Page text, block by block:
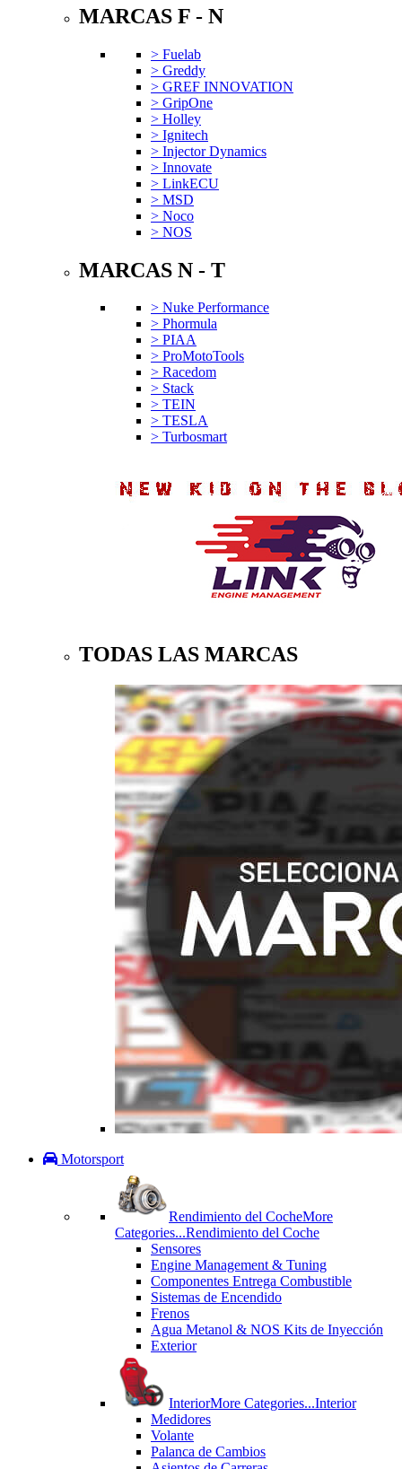
MARCAS F - N
> Fuelab
> Greddy
> GREF INNOVATION
> GripOne
> Holley
> Ignitech
> Injector Dynamics
> Innovate
> LinkECU
> MSD
> Noco
> NOS
MARCAS N - T
> Nuke Performance
> Phormula
> PIAA
> ProMotoTools
> Racedom
> Stack
> TEIN
> TESLA
> Turbosmart
TODAS LAS MARCAS
Motorsport
Rendimiento del CocheMore
Categories...Rendimiento del Coche
Sensores
Engine Management & Tuning
Componentes Entrega Combustible
Sistemas de Encendido
Frenos
Agua Metanol & NOS Kits de Inyección
Exterior
InteriorMore Categories...Interior
Medidores
Volante
Palanca de Cambios